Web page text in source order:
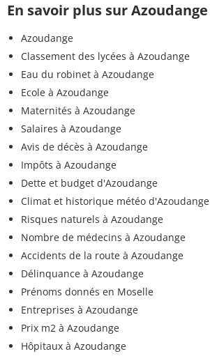
En savoir plus sur Azoudange
Azoudange
Classement des lycées à Azoudange
Eau du robinet à Azoudange
Ecole à Azoudange
Maternités à Azoudange
Salaires à Azoudange
Avis de décès à Azoudange
Impôts à Azoudange
Dette et budget d'Azoudange
Climat et historique météo d'Azoudange
Risques naturels à Azoudange
Nombre de médecins à Azoudange
Accidents de la route à Azoudange
Délinquance à Azoudange
Prénoms donnés en Moselle
Entreprises à Azoudange
Prix m2 à Azoudange
Hôpitaux à Azoudange